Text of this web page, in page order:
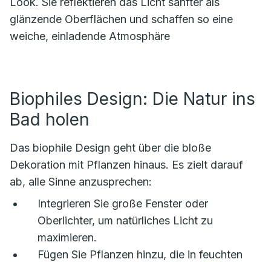
glänzende Oberflächen und schaffen so eine
weiche, einladende Atmosphäre
Biophiles Design: Die Natur ins
Bad holen
Das biophile Design geht über die bloße
Dekoration mit Pflanzen hinaus. Es zielt darauf
ab, alle Sinne anzusprechen:
Integrieren Sie große Fenster oder
Oberlichter, um natürliches Licht zu
maximieren.
Fügen Sie Pflanzen hinzu, die in feuchten